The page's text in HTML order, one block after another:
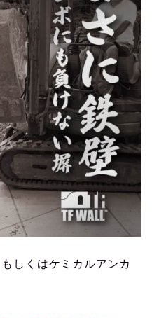
しくはケミカルアンカ